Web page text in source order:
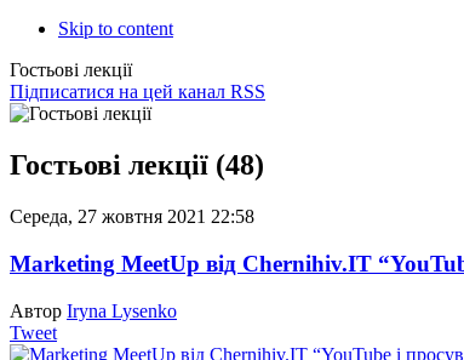
Skip to content
Гостьові лекції
Підписатися на цей канал RSS
Гостьові лекції (48)
Середа, 27 жовтня 2021 22:58
Marketing MeetUp від Chernihiv.IT
Автор Iryna Lysenko
Tweet